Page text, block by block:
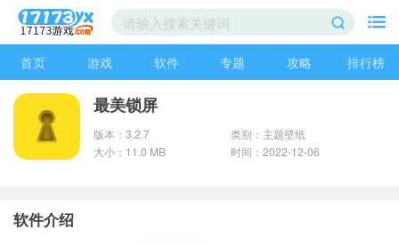
首页 游戏 软件 专题 攻略 排行榜
最美锁屏
版本：3.2.7
类别：主题壁纸
大小：11.0 MB
时间：2022-12-06
软件介绍